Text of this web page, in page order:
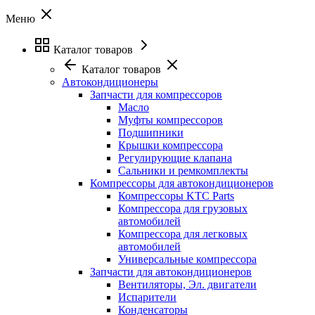
Меню
Каталог товаров
Каталог товаров
Автокондиционеры
Запчасти для компрессоров
Масло
Муфты компрессоров
Подшипники
Крышки компрессора
Регулирующие клапана
Сальники и ремкомплекты
Компрессоры для автокондиционеров
Компрессоры KTC Parts
Компрессора для грузовых
автомобилей
Компрессора для легковых
автомобилей
Универсальные компрессора
Запчасти для автокондиционеров
Вентиляторы, Эл. двигатели
Испарители
Конденсаторы